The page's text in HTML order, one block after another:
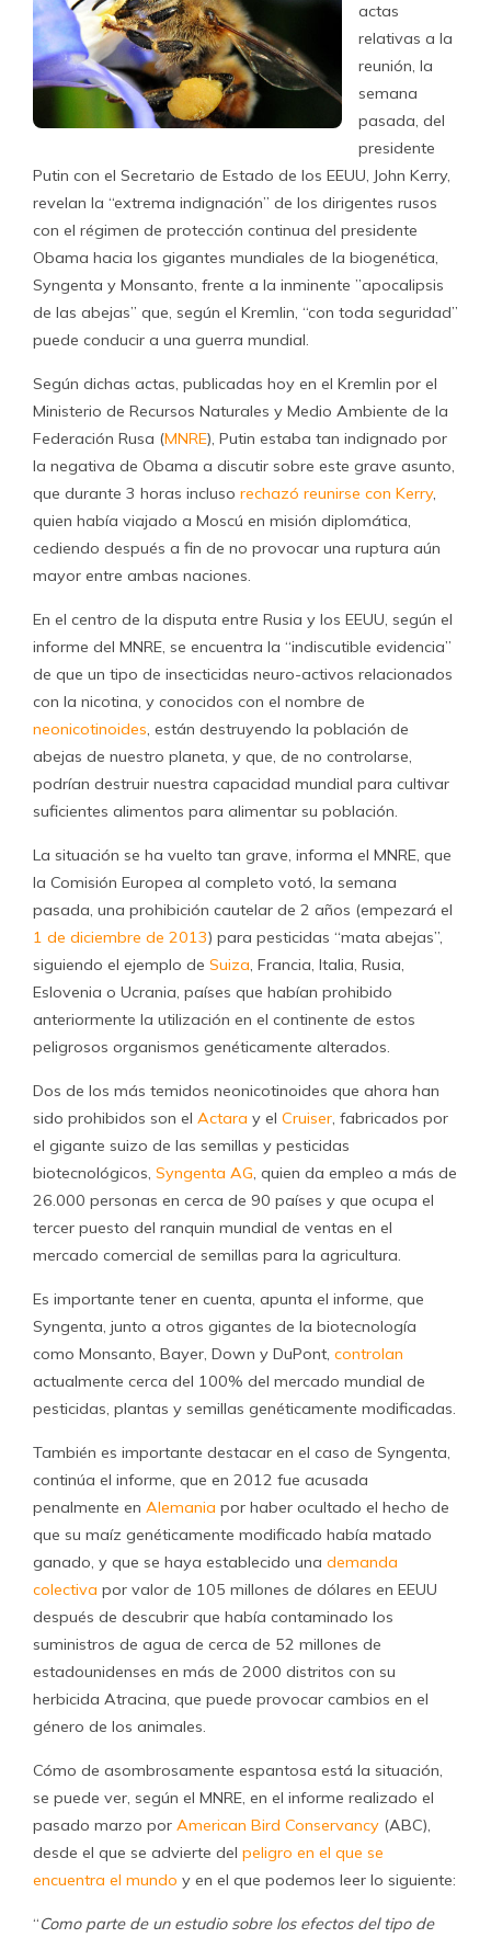
actas
relativas a la
reunión, la
semana
pasada, del
presidente
Putin con el Secretario de Estado de los EEUU, John Kerry,
revelan la “extrema indignación” de los dirigentes rusos
con el régimen de protección continua del presidente
Obama hacia los gigantes mundiales de la biogenética,
Syngenta y Monsanto, frente a la inminente ”apocalipsis
de las abejas” que, según el Kremlin, “con toda seguridad”
puede conducir a una guerra mundial.
Según dichas actas, publicadas hoy en el Kremlin por el
Ministerio de Recursos Naturales y Medio Ambiente de la
Federación Rusa (MNRE), Putin estaba tan indignado por
la negativa de Obama a discutir sobre este grave asunto,
que durante 3 horas incluso rechazó reunirse con Kerry,
quien había viajado a Moscú en misión diplomática,
cediendo después a fin de no provocar una ruptura aún
mayor entre ambas naciones.
En el centro de la disputa entre Rusia y los EEUU, según el
informe del MNRE, se encuentra la “indiscutible evidencia”
de que un tipo de insecticidas neuro-activos relacionados
con la nicotina, y conocidos con el nombre de
neonicotinoides, están destruyendo la población de
abejas de nuestro planeta, y que, de no controlarse,
podrían destruir nuestra capacidad mundial para cultivar
suficientes alimentos para alimentar su población.
La situación se ha vuelto tan grave, informa el MNRE, que
la Comisión Europea al completo votó, la semana
pasada, una prohibición cautelar de 2 años (empezará el
1 de diciembre de 2013) para pesticidas “mata abejas”,
siguiendo el ejemplo de Suiza, Francia, Italia, Rusia,
Eslovenia o Ucrania, países que habían prohibido
anteriormente la utilización en el continente de estos
peligrosos organismos genéticamente alterados.
Dos de los más temidos neonicotinoides que ahora han
sido prohibidos son el Actara y el Cruiser, fabricados por
el gigante suizo de las semillas y pesticidas
biotecnológicos, Syngenta AG, quien da empleo a más de
26.000 personas en cerca de 90 países y que ocupa el
tercer puesto del ranquin mundial de ventas en el
mercado comercial de semillas para la agricultura.
Es importante tener en cuenta, apunta el informe, que
Syngenta, junto a otros gigantes de la biotecnología
como Monsanto, Bayer, Down y DuPont, controlan
actualmente cerca del 100% del mercado mundial de
pesticidas, plantas y semillas genéticamente modificadas.
También es importante destacar en el caso de Syngenta,
continúa el informe, que en 2012 fue acusada
penalmente en Alemania por haber ocultado el hecho de
que su maíz genéticamente modificado había matado
ganado, y que se haya establecido una demanda
colectiva por valor de 105 millones de dólares en EEUU
después de descubrir que había contaminado los
suministros de agua de cerca de 52 millones de
estadounidenses en más de 2000 distritos con su
herbicida Atracina, que puede provocar cambios en el
género de los animales.
Cómo de asombrosamente espantosa está la situación,
se puede ver, según el MNRE, en el informe realizado el
pasado marzo por American Bird Conservancy (ABC),
desde el que se advierte del peligro en el que se
encuentra el mundo y en el que podemos leer lo siguiente:
“Como parte de un estudio sobre los efectos del tipo de